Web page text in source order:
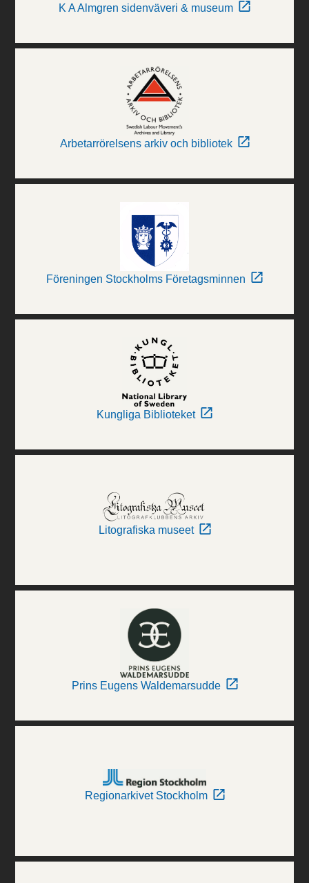
K A Almgren sidenväveri & museum
Arbetarrörelsens arkiv och bibliotek
Föreningen Stockholms Företagsminnen
Kungliga Biblioteket
Litografiska museet
Prins Eugens Waldemarsudde
Regionarkivet Stockholm